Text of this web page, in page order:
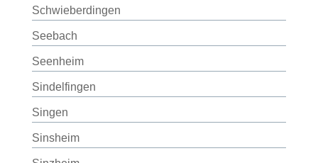
Schwieberdingen
Seebach
Seenheim
Sindelfingen
Singen
Sinsheim